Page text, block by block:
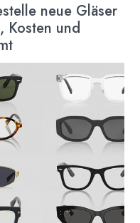
neue Gläser
Kosten und